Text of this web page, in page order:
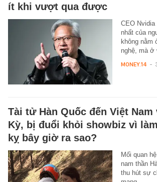
ít khi vượt qua được
CEO
nhất của
không nằm
nghệ, mà
MONEY.14 -
Tài tử Hàn Quốc đến Việt Nam
Kỳ, bị đuổi khỏi showbiz vì
kỵ bây giờ ra sao?
Mối quan
nam thần
thu hút sự